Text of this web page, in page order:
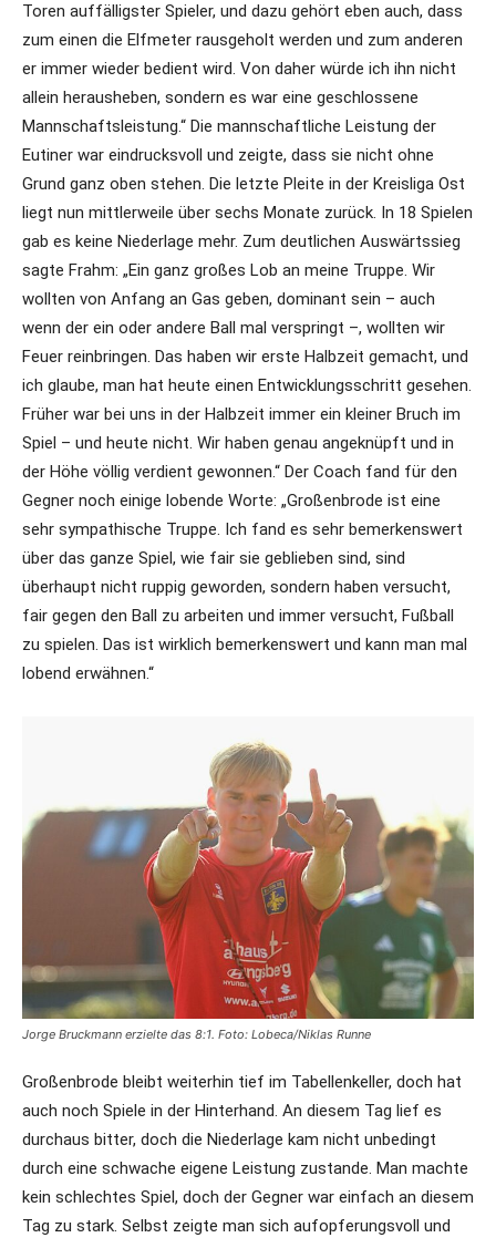
Toren auffälligster Spieler, und dazu gehört eben auch, dass
zum einen die Elfmeter rausgeholt werden und zum anderen
er immer wieder bedient wird. Von daher würde ich ihn nicht
allein herausheben, sondern es war eine geschlossene
Mannschaftsleistung.“ Die mannschaftliche Leistung der
Eutiner war eindrucksvoll und zeigte, dass sie nicht ohne
Grund ganz oben stehen. Die letzte Pleite in der Kreisliga Ost
liegt nun mittlerweile über sechs Monate zurück. In 18 Spielen
gab es keine Niederlage mehr. Zum deutlichen Auswärtssieg
sagte Frahm: „Ein ganz großes Lob an meine Truppe. Wir
wollten von Anfang an Gas geben, dominant sein – auch
wenn der ein oder andere Ball mal verspringt –, wollten wir
Feuer reinbringen. Das haben wir erste Halbzeit gemacht, und
ich glaube, man hat heute einen Entwicklungsschritt gesehen.
Früher war bei uns in der Halbzeit immer ein kleiner Bruch im
Spiel – und heute nicht. Wir haben genau angeknüpft und in
der Höhe völlig verdient gewonnen.“ Der Coach fand für den
Gegner noch einige lobende Worte: „Großenbrode ist eine
sehr sympathische Truppe. Ich fand es sehr bemerkenswert
über das ganze Spiel, wie fair sie geblieben sind, sind
überhaupt nicht ruppig geworden, sondern haben versucht,
fair gegen den Ball zu arbeiten und immer versucht, Fußball
zu spielen. Das ist wirklich bemerkenswert und kann man mal
lobend erwähnen.“
Jorge Bruckmann erzielte das 8:1. Foto: Lobeca/Niklas Runne
Großenbrode bleibt weiterhin tief im Tabellenkeller, doch hat
auch noch Spiele in der Hinterhand. An diesem Tag lief es
durchaus bitter, doch die Niederlage kam nicht unbedingt
durch eine schwache eigene Leistung zustande. Man machte
kein schlechtes Spiel, doch der Gegner war einfach an diesem
Tag zu stark. Selbst zeigte man sich aufopferungsvoll und